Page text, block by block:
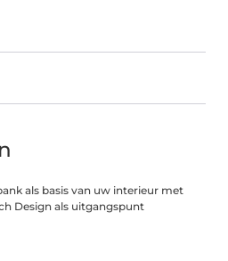
als basis van uw interieur met
Design als uitgangspunt